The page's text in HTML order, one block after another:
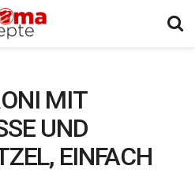
MIT
UND
EINFACH